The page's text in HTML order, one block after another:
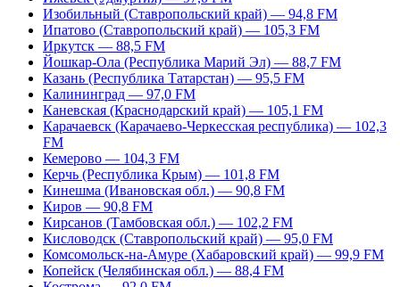
Изобильный (Ставропольский край) — 94,8 FM
Ипатово (Ставропольский край) — 105,3 FM
Иркутск — 88,5 FM
Йошкар-Ола (Республика Марий Эл) — 88,7 FM
Казань (Республика Татарстан) — 95,5 FM
Калининград — 97,0 FM
Каневская (Краснодарский край) — 105,1 FM
Карачаевск (Карачаево-Черкесская республика) — 102,3
FM
Кемерово — 104,3 FM
Керчь (Республика Крым) — 101,8 FM
Кинешма (Ивановская обл.) — 90,8 FM
Киров — 90,8 FM
Кирсанов (Тамбовская обл.) — 102,2 FM
Кисловодск (Ставропольский край) — 95,0 FM
Комсомольск-на-Амуре (Хабаровский край) — 99,9 FM
Копейск (Челябинская обл.) — 88,4 FM